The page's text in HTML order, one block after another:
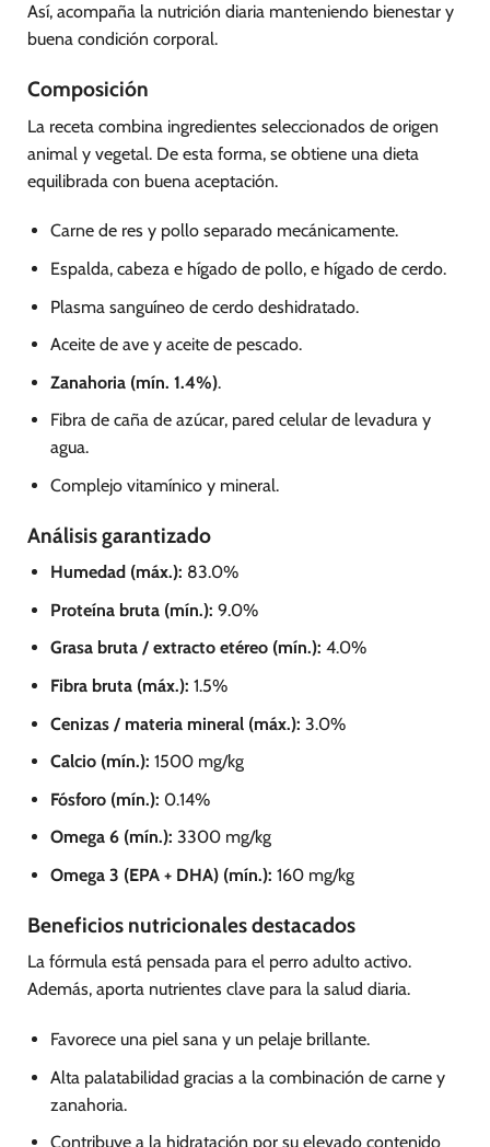
Así, acompaña la nutrición diaria manteniendo bienestar y
buena condición corporal.
Composición
La receta combina ingredientes seleccionados de origen
animal y vegetal. De esta forma, se obtiene una dieta
equilibrada con buena aceptación.
Carne de res y pollo separado mecánicamente.
Espalda, cabeza e hígado de pollo, e hígado de cerdo.
Plasma sanguíneo de cerdo deshidratado.
Aceite de ave y aceite de pescado.
Zanahoria (mín. 1.4%).
Fibra de caña de azúcar, pared celular de levadura y
agua.
Complejo vitamínico y mineral.
Análisis garantizado
Humedad (máx.): 83.0%
Proteína bruta (mín.): 9.0%
Grasa bruta / extracto etéreo (mín.): 4.0%
Fibra bruta (máx.): 1.5%
Cenizas / materia mineral (máx.): 3.0%
Calcio (mín.): 1500 mg/kg
Fósforo (mín.): 0.14%
Omega 6 (mín.): 3300 mg/kg
Omega 3 (EPA + DHA) (mín.): 160 mg/kg
Beneficios nutricionales destacados
La fórmula está pensada para el perro adulto activo.
Además, aporta nutrientes clave para la salud diaria.
Favorece una piel sana y un pelaje brillante.
Alta palatabilidad gracias a la combinación de carne y
zanahoria.
Contribuye a la hidratación por su elevado contenido